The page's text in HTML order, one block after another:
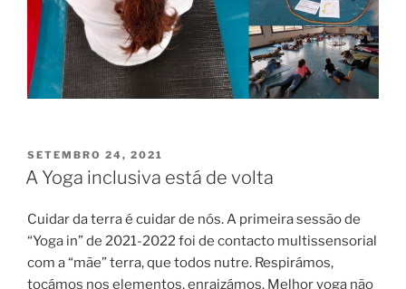
PUBLICADO
EM
SETEMBRO 24, 2021
A Yoga inclusiva está de volta
Cuidar da terra é cuidar de nós. A primeira sessão de
“Yoga in” de 2021-2022 foi de contacto multissensorial
com a “mãe” terra, que todos nutre. Respirámos,
tocámos nos elementos, enraizámos. Melhor yoga não